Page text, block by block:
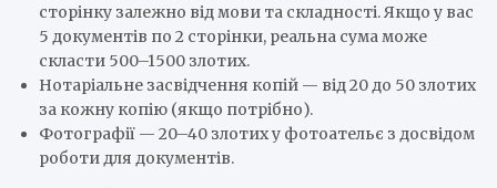
сторінку залежно від мови та складності. Якщо у вас
5 документів по 2 сторінки, реальна сума може
скласти 500–1500 злотих.
Нотаріальне засвідчення копій — від 20 до 50 злотих
за кожну копію (якщо потрібно).
Фотографії — 20–40 злотих у фотоательє з досвідом
роботи для документів.